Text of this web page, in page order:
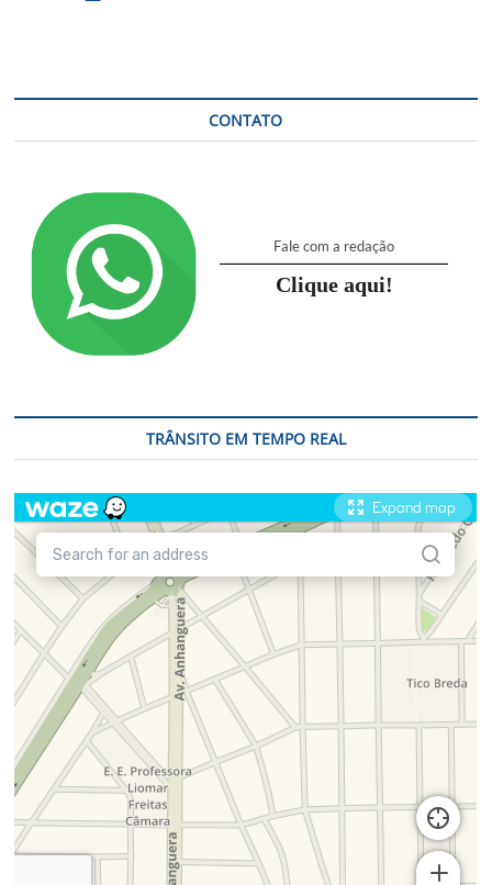
garagem
CONTATO
Fale com a redação
Clique aqui!
TRÂNSITO EM TEMPO REAL